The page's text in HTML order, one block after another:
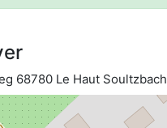
68780 Le Haut Soultzbach